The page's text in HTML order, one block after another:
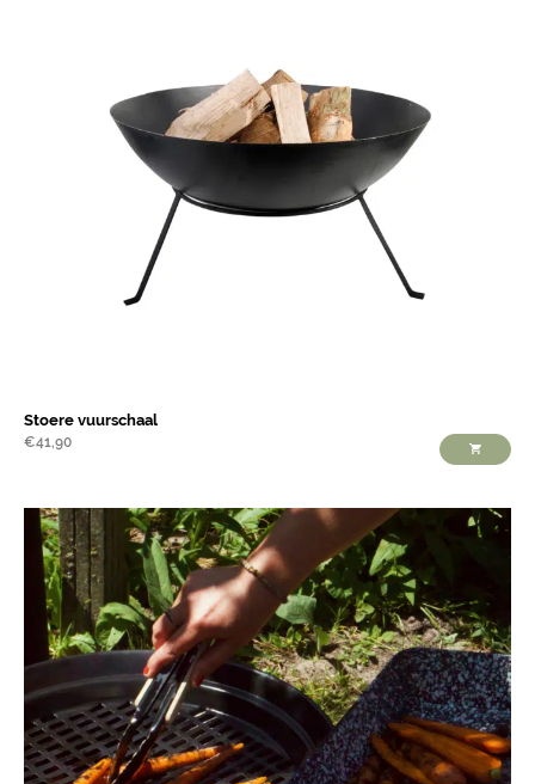
Stoere vuurschaal
€41,90